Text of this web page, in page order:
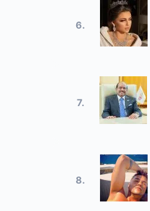
6.
7.
8.